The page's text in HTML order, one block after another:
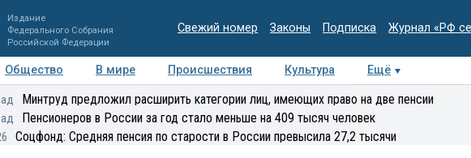
Издание
Федерального Собрания
Российской Федерации
Свежий номер Законы Подписка Журнал «РФ
Общество В мире Происшествия Культура
Ещё
Регионы Медиацентр Интервью Колумнисты
Минтруд предложил расширить категории лиц, имеющих право на две пенсии
Пенсионеров в России за год стало меньше на 409 тысяч человек
Соцфонд: Средняя пенсия по старости в России превысила 27,2 тысячи